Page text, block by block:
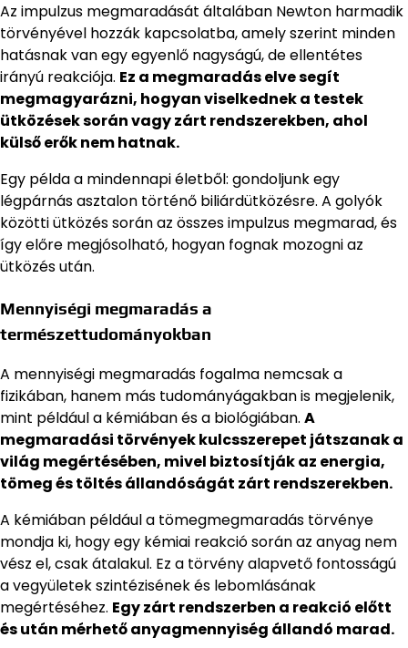
Az impulzus megmaradását általában Newton harmadik
törvényével hozzák kapcsolatba, amely szerint minden
hatásnak van egy egyenlő nagyságú, de ellentétes
irányú reakciója. Ez a megmaradás elve segít
megmagyarázni, hogyan viselkednek a testek
ütközések során vagy zárt rendszerekben, ahol
külső erők nem hatnak.
Egy példa a mindennapi életből: gondoljunk egy
légpárnás asztalon történő biliárdütközésre. A golyók
közötti ütközés során az összes impulzus megmarad, és
így előre megjósolható, hogyan fognak mozogni az
ütközés után.
Mennyiségi megmaradás a
természettudományokban
A mennyiségi megmaradás fogalma nemcsak a
fizikában, hanem más tudományágakban is megjelenik,
mint például a kémiában és a biológiában. A
megmaradási törvények kulcsszerepet játszanak a
világ megértésében, mivel biztosítják az energia,
tömeg és töltés állandóságát zárt rendszerekben.
A kémiában például a tömegmegmaradás törvénye
mondja ki, hogy egy kémiai reakció során az anyag nem
vész el, csak átalakul. Ez a törvény alapvető fontosságú
a vegyületek szintézisének és lebomlásának
megértéséhez. Egy zárt rendszerben a reakció előtt
és után mérhető anyagmennyiség állandó marad.